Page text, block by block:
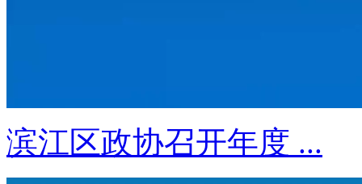
滨江区政协召开年度 ...